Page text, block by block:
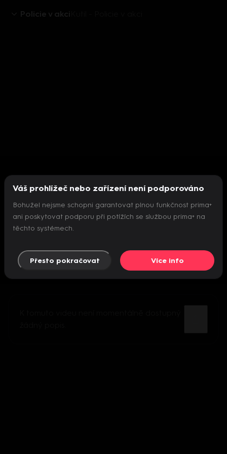
Policie v akci
Nepodařilo se inicializovat přehrávač
Váš prohlížeč nebo zařízení není podporováno
Bohužel nejsme schopni garantovat plnou funkčnost prima+
ani poskytovat podporu při potížích se službou prima+ na
těchto systémech.
Přesto pokračovat Více info